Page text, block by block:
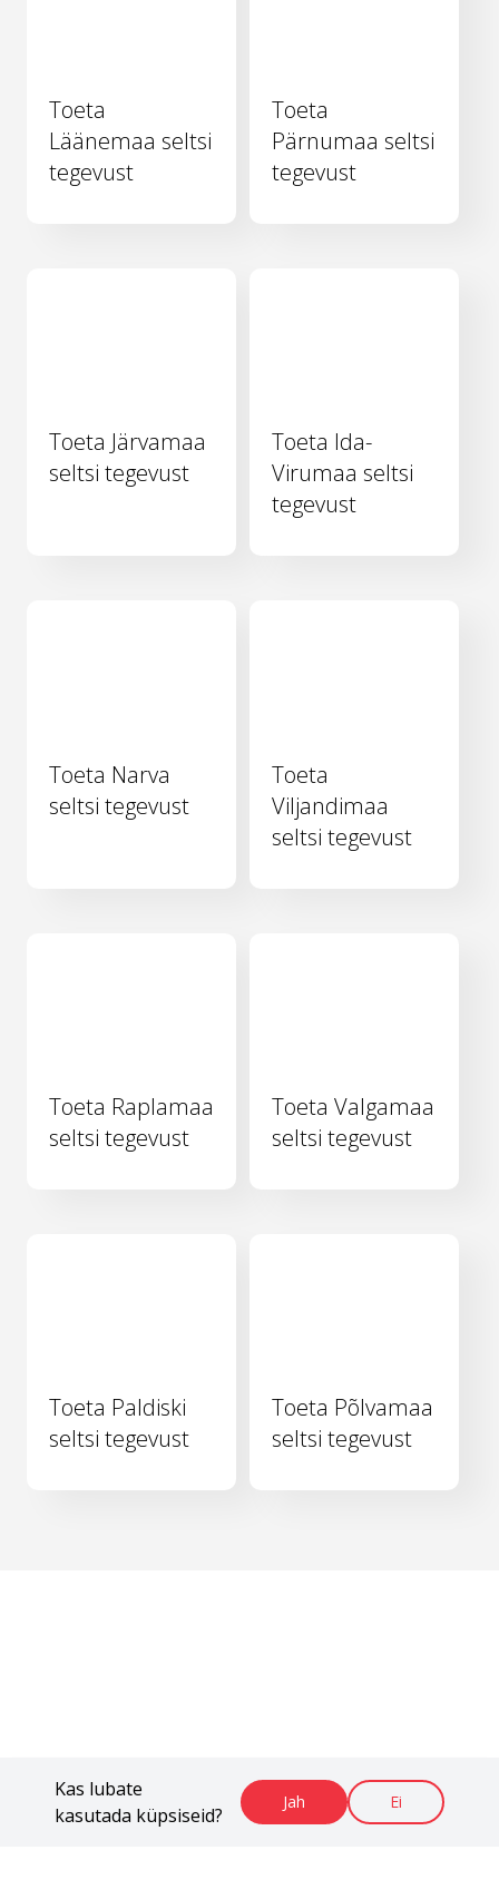
Kas lubate
kasutada küpsiseid?
Jah Ei
Toeta
Läänemaa seltsi
tegevust
Toeta
Pärnumaa seltsi
tegevust
Toeta Järvamaa
seltsi tegevust
Toeta Ida-
Virumaa seltsi
tegevust
Toeta Narva
seltsi tegevust
Toeta
Viljandimaa
seltsi tegevust
Toeta Raplamaa
seltsi tegevust
Toeta Valgamaa
seltsi tegevust
Toeta Paldiski
seltsi tegevust
Toeta Põlvamaa
seltsi tegevust